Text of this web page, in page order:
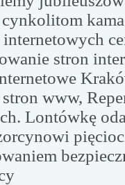
stron
www,
Lontówkę